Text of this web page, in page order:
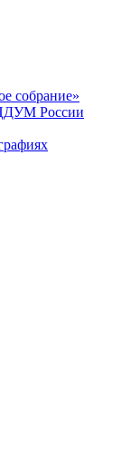
собрание»
России